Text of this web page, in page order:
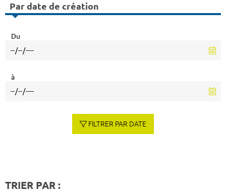
Par date de création
Du
à
FILTRER PAR DATE
TRIER PAR :